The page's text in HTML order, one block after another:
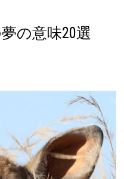
の意味20選